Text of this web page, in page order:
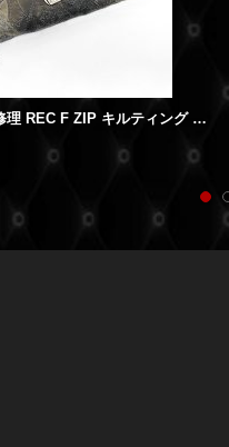
クロムハーツ修理 REC F ZIP キルティング ウォレット ダガージップ修理 破損取れ